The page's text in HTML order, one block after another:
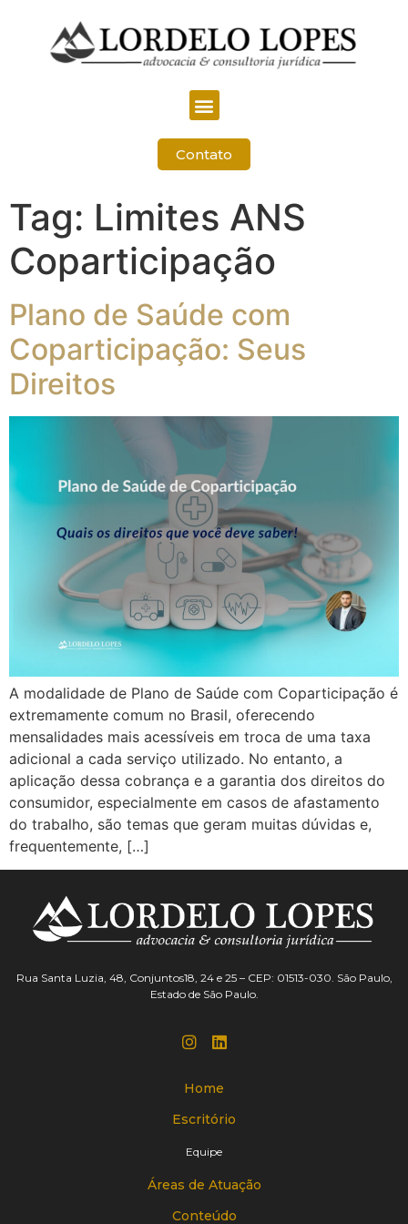
Contato
Tag: Limites ANS
Coparticipação
Plano de Saúde com
Coparticipação: Seus
Direitos
A modalidade de Plano de Saúde com Coparticipação é
extremamente comum no Brasil, oferecendo
mensalidades mais acessíveis em troca de uma taxa
adicional a cada serviço utilizado. No entanto, a
aplicação dessa cobrança e a garantia dos direitos do
consumidor, especialmente em casos de afastamento
do trabalho, são temas que geram muitas dúvidas e,
frequentemente, […]
Rua Santa Luzia, 48, Conjuntos18, 24 e 25 – CEP: 01513-030. São Paulo,
Estado de São Paulo.
Home
Escritório
Equipe
Áreas de Atuação
Conteúdo